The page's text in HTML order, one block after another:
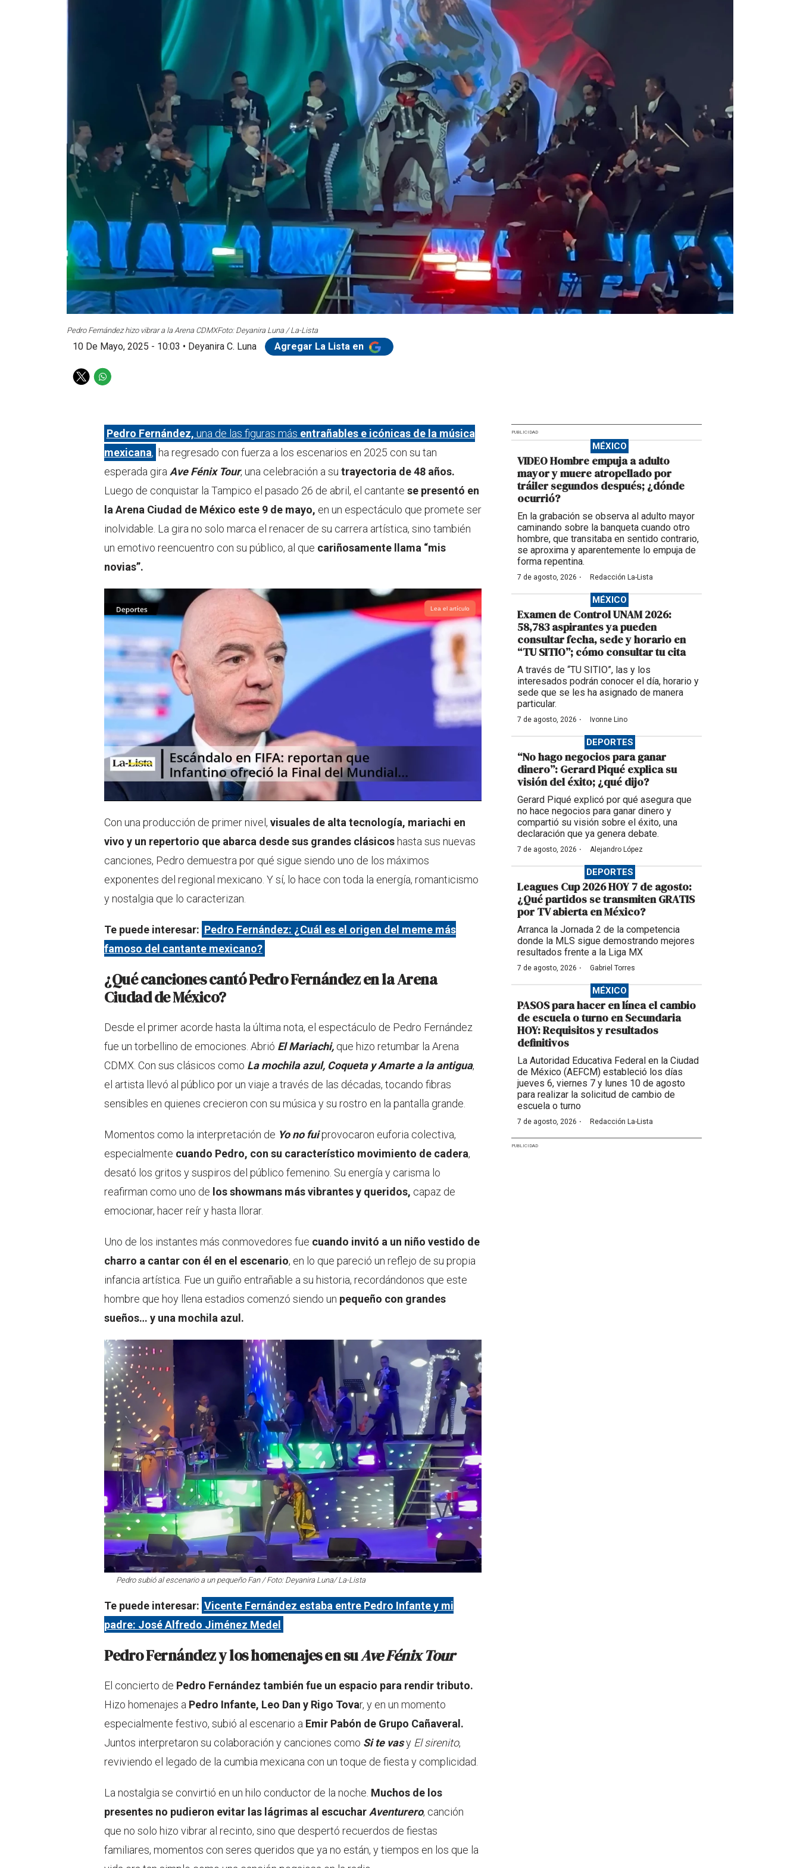
Pedro Fernández hizo vibrar a la Arena CDMXFoto: Deyanira Luna / La-Lista
10 De Mayo, 2025 - 10:03 • Deyanira C. Luna Agregar La Lista en
T
W
s
a
p
p
Pedro Fernández, una de las figuras más entrañables e icónicas de la música
mexicana, ha regresado con fuerza a los escenarios en 2025 con su tan
esperada gira Ave Fénix Tour, una celebración a su trayectoria de 48 años.
Luego de conquistar la Tampico el pasado 26 de abril, el cantante se presentó en
la Arena Ciudad de México este 9 de mayo, en un espectáculo que promete ser
inolvidable. La gira no solo marca el renacer de su carrera artística, sino también
un emotivo reencuentro con su público, al que cariñosamente llama “mis
novias”.
Lea el artículo
Con una producción de primer nivel, visuales de alta tecnología, mariachi en
vivo y un repertorio que abarca desde sus grandes clásicoshasta sus nuevas
canciones, Pedro demuestra por qué sigue siendo uno de los máximos
exponentes del regional mexicano. Y sí, lo hace con toda la energía, romanticismo
y nostalgia que lo caracterizan.
Te puede interesar: Pedro Fernández: ¿Cuál es el origen del meme más
famoso del cantante mexicano?
¿Qué canciones cantó Pedro Fernández en la Arena
Ciudad de México?
Desde el primer acorde hasta la última nota, el espectáculo de Pedro Fernández
fue un torbellino de emociones. Abrió El Mariachi, que hizo retumbar la Arena
CDMX. Con sus clásicos como La mochila azul, Coqueta y Amarte a la antigua,
el artista llevó al público por un viaje a través de las décadas, tocando fibras
sensibles en quienes crecieron con su música y su rostro en la pantalla grande.
Momentos como la interpretación de Yo no fuiprovocaron euforia colectiva,
especialmente cuando Pedro, con su característico movimiento de cadera,
desató los gritos y suspiros del público femenino. Su energía y carisma lo
reafirman como uno de los showmans más vibrantes y queridos, capaz de
emocionar, hacer reír y hasta llorar.
Uno de los instantes más conmovedores fue cuando invitó a un niño vestido de
charro a cantar con él en el escenario, en lo que pareció un reflejo de su propia
infancia artística. Fue un guiño entrañable a su historia, recordándonos que este
hombre que hoy llena estadios comenzó siendo un pequeño con grandes
sueños… y una mochila azul.
Pedro subió al escenario a un pequeño Fan / Foto: Deyanira Luna/ La-Lista
Te puede interesar: Vicente Fernández estaba entre Pedro Infante y mi
padre: José Alfredo Jiménez Medel
Pedro Fernández y los homenajes en suAve Fénix Tour
El concierto de Pedro Fernández también fue un espacio para rendir tributo.
Hizo homenajes a Pedro Infante, Leo Dan y Rigo Tovar, y en un momento
especialmente festivo, subió al escenario a Emir Pabón de Grupo Cañaveral.
Juntos interpretaron su colaboración y canciones como Si te vasy El sirenito,
reviviendo el legado de la cumbia mexicana con un toque de fiesta y complicidad.
La nostalgia se convirtió en un hilo conductor de la noche. Muchos de los
presentes no pudieron evitar las lágrimas al escuchar Aventurero, canción
que no solo hizo vibrar al recinto, sino que despertó recuerdos de fiestas
familiares, momentos con seres queridos que ya no están, y tiempos en los que la
PUBLICIDAD
MÉXICO
VIDEO Hombre empuja a adulto
mayor y muere atropellado por
tráiler segundos después; ¿dónde
ocurrió?
En la grabación se observa al adulto mayor
caminando sobre la banqueta cuando otro
hombre, que transitaba en sentido contrario,
se aproxima y aparentemente lo empuja de
forma repentina.
7 de agosto, 2026 · Redacción La-Lista
MÉXICO
Examen de Control UNAM 2026:
58,783 aspirantes ya pueden
consultar fecha, sede y horario en
“TU SITIO”; cómo consultar tu cita
A través de “TU SITIO”, las y los
interesados podrán conocer el día, horario y
sede que se les ha asignado de manera
particular.
7 de agosto, 2026 · Ivonne Lino
DEPORTES
“No hago negocios para ganar
dinero”: Gerard Piqué explica su
visión del éxito; ¿qué dijo?
Gerard Piqué explicó por qué asegura que
no hace negocios para ganar dinero y
compartió su visión sobre el éxito, una
declaración que ya genera debate.
7 de agosto, 2026 · Alejandro López
DEPORTES
Leagues Cup 2026 HOY 7 de agosto:
¿Qué partidos se transmiten GRATIS
por TV abierta en México?
Arranca la Jornada 2 de la competencia
donde la MLS sigue demostrando mejores
resultados frente a la Liga MX
7 de agosto, 2026 · Gabriel Torres
MÉXICO
PASOS para hacer en línea el cambio
de escuela o turno en Secundaria
HOY: Requisitos y resultados
definitivos
La Autoridad Educativa Federal en la Ciudad
de México (AEFCM) estableció los días
jueves 6, viernes 7 y lunes 10 de agosto
para realizar la solicitud de cambio de
escuela o turno
7 de agosto, 2026 · Redacción La-Lista
PUBLICIDAD